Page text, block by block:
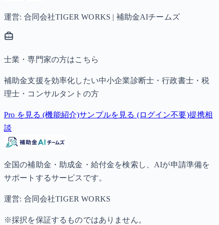
運営: 合同会社TIGER WORKS | 補助金AIチームズ
士業・専門家の方はこちら
補助金支援を効率化したい中小企業診断士・行政書士・税
理士・コンサルタントの方
Pro を見る (機能紹介)サンプルを見る (ログイン不要)提携相
談
全国の補助金・助成金・給付金を検索し、AIが申請準備を
サポートするサービスです。
運営: 合同会社TIGER WORKS
※採択を保証するものではありません。